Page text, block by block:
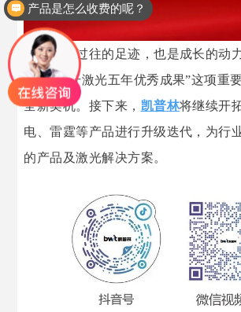
荣誉，是过往的足迹，也是成长的动力
入选”光纤激光五年优秀成果”这项重
全新契机。接下来， 凯普林将继续开
电、雷霆等产品进行升级迭代，为行
的产品及激光解决方案。
产品是怎么收费的呢？